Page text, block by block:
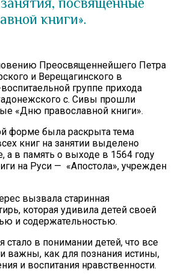
книги».
Преосвященнейшего Петра
и Верещагинского в
группе прихода
с. Сивы прошли
«Дню православной книги».
форме была раскрыта тема
книг на занятии выделено
а в память о выходе в 1564 году
на Руси — «Апостола», учрежден
вызвала старинная
которая удивила детей своей
и содержательностью.
стало в понимании детей, что все
важны, как для познания истины,
и воспитания нравственности.